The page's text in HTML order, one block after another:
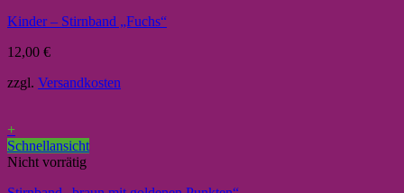
Kinder – Stirnband „Fuchs“
12,00 €
zzgl. Versandkosten
+
Schnellansicht
Nicht vorrätig